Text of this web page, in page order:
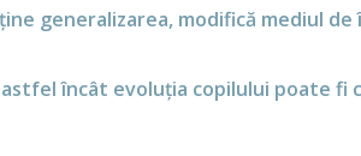
generalizarea, modifică mediul
încât evoluția copilului poate fi